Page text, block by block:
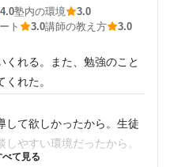
て見る
4.0塾内の環境
3.0
ト 3.0講師の教え方 3.0
れる。また、勉強のこと
れた。
して欲しかったから。生徒
やすい環境だったから。